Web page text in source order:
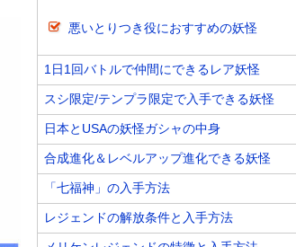
悪いとりつき役におすすめの妖怪
1日1回バトルで仲間にできるレア妖怪
スシ限定/テンプラ限定で入手できる妖怪
日本とUSAの妖怪ガシャの中身
合成進化＆レベルアップ進化できる妖怪
「七福神」の入手方法
レジェンドの解放条件と入手方法